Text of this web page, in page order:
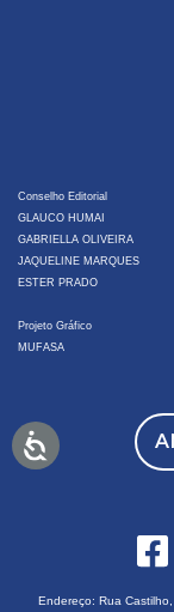
Conselho Editorial
GLAUCO HUMAI
GABRIELLA OLIVEIRA
JAQUELINE MARQUES
ESTER PRADO
Projeto Gráfico
MUFASA
Endereço: Rua